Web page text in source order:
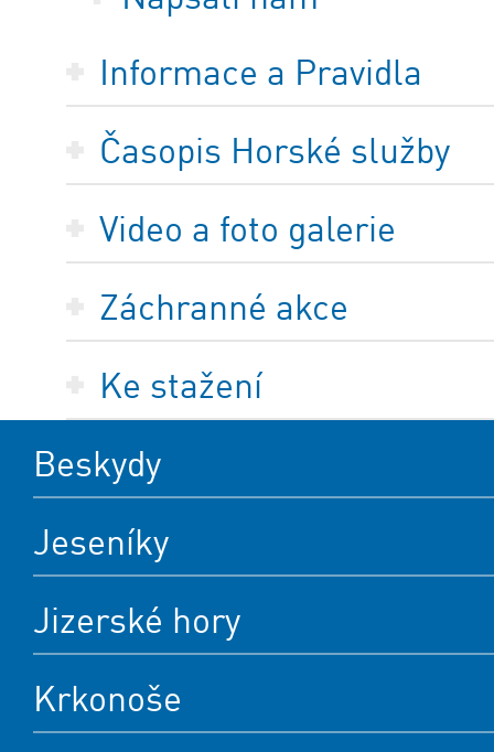
Informace a Pravidla
Časopis Horské služby
Video a foto galerie
Záchranné akce
Ke stažení
Beskydy
Jeseníky
Jizerské hory
Krkonoše